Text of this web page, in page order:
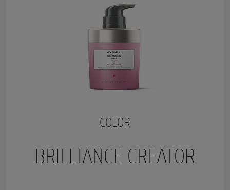
COLOR
BRILLIANCE CREATOR